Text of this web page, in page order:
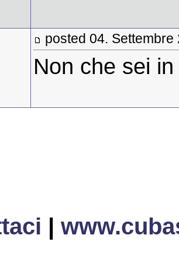
posted 04. Settembre
Non che sei
|